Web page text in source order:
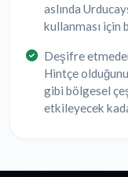
aslında
kullanması için
Deşifre
Hintçe
gibi bölgesel
etkileyecek